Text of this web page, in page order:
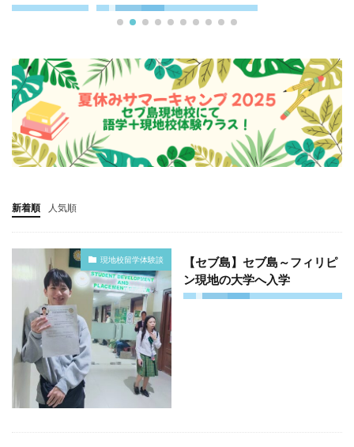
新着順 人気順
現地校留学体験談
【セブ島】セブ島～フィリピ
ン現地の大学へ入学